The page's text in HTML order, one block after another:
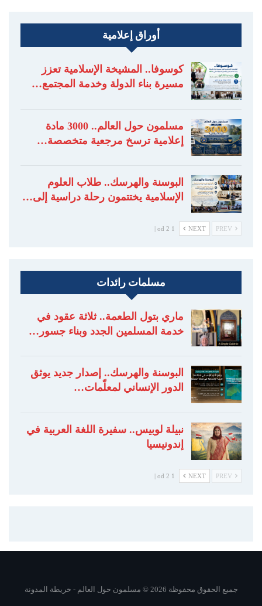
أوراق إعلامية
كوسوفا.. المشيخة الإسلامية تعزز
مسيرة بناء الدولة وخدمة المجتمع…
مسلمون حول العالم.. 3000 مادة
إعلامية ترسخ مرجعية متخصصة…
البوسنة والهرسك.. طلاب العلوم
الإسلامية يختتمون رحلة دراسية إلى…
NEXT
1 od 2 |
مسلمات رائدات
ماري بتول الطعمة.. ثلاثة عقود في
خدمة المسلمين الجدد وبناء جسور…
البوسنة والهرسك.. إصدار جديد يوثق
الدور الإنساني لمعلّمات…
نبيلة لوبيس.. سفيرة اللغة العربية في
إندونيسيا
NEXT
1 od 2 |
جميع الحقوق محفوظة 2026 © مسلمون حول العالم - خريطة المدونة